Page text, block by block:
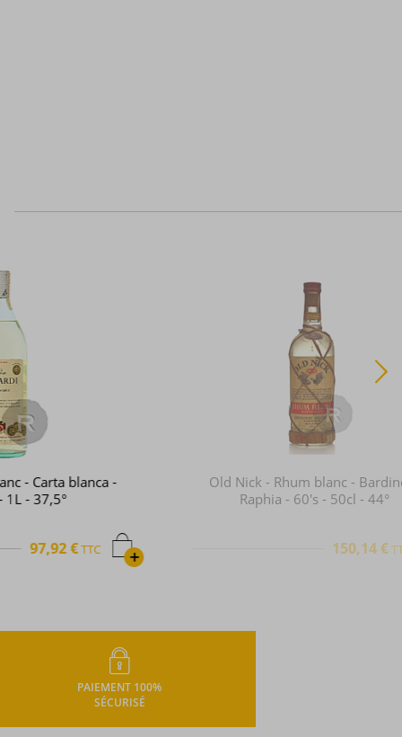
Old Nick - Rhum blanc - Bardinet -
Raphia - 60's - 50cl - 44°
150,14 €
PAIEMENT 100%
SÉCURISÉ